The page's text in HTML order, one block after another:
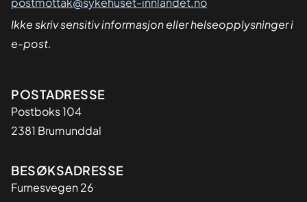
Ikke skriv sensitiv informasjon eller helseopplysninger i
e-post.
Adresse
POSTADRESSE
Postboks 104
2381 Brumunddal
BESØKSADRESSE
Furnesvegen 26